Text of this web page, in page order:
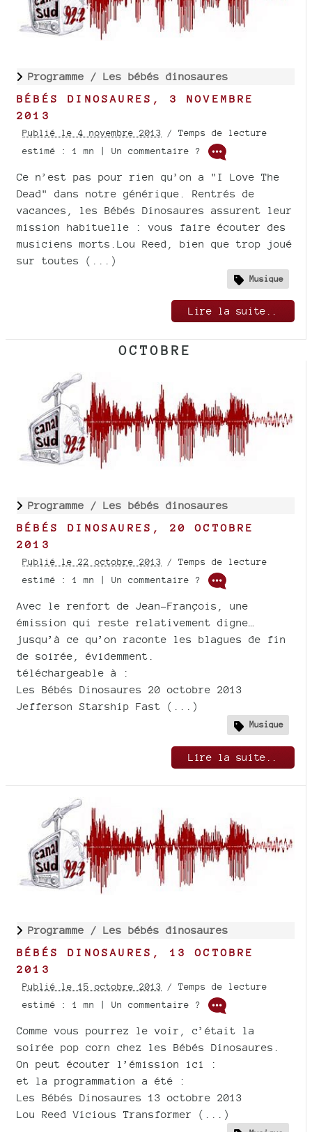
Programme / Les bébés dinosaures
BÉBÉS DINOSAURES, 3 NOVEMBRE
2013
Publié le 4 novembre 2013 / Temps de lecture
estimé : 1 mn | Un commentaire ?
Ce n’est pas pour rien qu’on a "I Love The
Dead" dans notre générique. Rentrés de
vacances, les Bébés Dinosaures assurent leur
mission habituelle : vous faire écouter des
musiciens morts.Lou Reed, bien que trop joué
sur toutes (...)
Musique
Lire la suite..
OCTOBRE
Programme / Les bébés dinosaures
BÉBÉS DINOSAURES, 20 OCTOBRE
2013
Publié le 22 octobre 2013 / Temps de lecture
estimé : 1 mn | Un commentaire ?
Avec le renfort de Jean-François, une
émission qui reste relativement digne…
jusqu’à ce qu’on raconte les blagues de fin
de soirée, évidemment.
téléchargeable à :
Les Bébés Dinosaures 20 octobre 2013
Jefferson Starship Fast (...)
Musique
Lire la suite..
Programme / Les bébés dinosaures
BÉBÉS DINOSAURES, 13 OCTOBRE
2013
Publié le 15 octobre 2013 / Temps de lecture
estimé : 1 mn | Un commentaire ?
Comme vous pourrez le voir, c’était la
soirée pop corn chez les Bébés Dinosaures.
On peut écouter l’émission ici :
et la programmation a été :
Les Bébés Dinosaures 13 octobre 2013
Lou Reed Vicious Transformer (...)